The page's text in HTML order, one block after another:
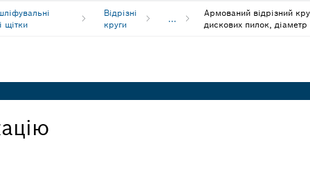
щітки
Відрізні
круги
...
Армований відрізний
дискових пилок,